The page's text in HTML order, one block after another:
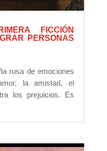
FICCIÓN
PERSONAS
rusa de emociones
la amistad, el
los prejuicios. Es